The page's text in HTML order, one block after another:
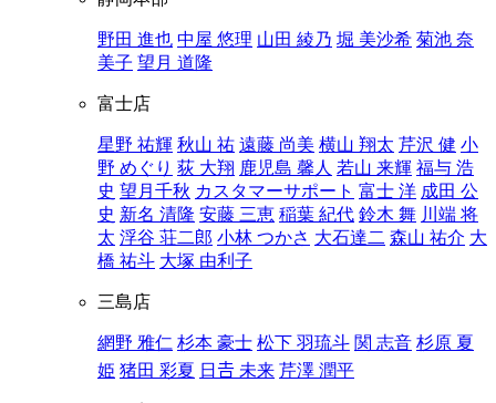
野田 進也 中屋 悠理 山田 綾乃 堀 美沙希 菊池 奈
美子 望月 道隆
富士店
星野 祐輝 秋山 祐 遠藤 尚美 横山 翔太 芹沢 健 小
野 めぐり 荻 大翔 鹿児島 馨人 若山 来輝 福与 浩
史 望月千秋 カスタマーサポート 富士 洋 成田 公
史 新名 清隆 安藤 三恵 稲葉 紀代 鈴木 舞 川端 将
太 浮谷 荘二郎 小林 つかさ 大石達二 森山 祐介 大
橋 祐斗 大塚 由利子
三島店
網野 雅仁 杉本 豪士 松下 羽琉斗 関 志音 杉原 夏
姫 猪田 彩夏 日𠮷 未来 芹澤 潤平